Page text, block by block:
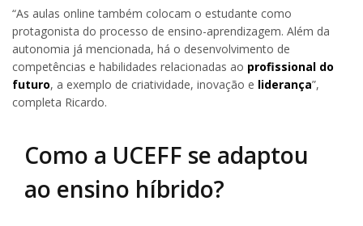
“As aulas online também colocam o estudante como
protagonista do processo de ensino-aprendizagem. Além da
autonomia já mencionada, há o desenvolvimento de
competências e habilidades relacionadas ao profissional do
futuro, a exemplo de criatividade, inovação e liderança”,
completa Ricardo.
Como a UCEFF se adaptou
ao ensino híbrido?